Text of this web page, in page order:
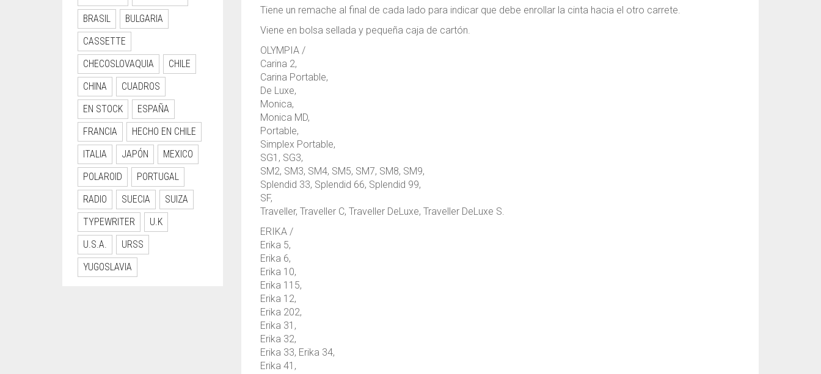
Tiene un remache al final de cada lado para indicar que debe enrollar la cinta hacia el otro carrete.
Viene en bolsa sellada y pequeña caja de cartón.
OLYMPIA /
Carina 2,
Carina Portable,
De Luxe,
Monica,
Monica MD,
Portable,
Simplex Portable,
SG1, SG3,
SM2, SM3, SM4, SM5, SM7, SM8, SM9,
Splendid 33, Splendid 66, Splendid 99,
SF,
Traveller, Traveller C, Traveller DeLuxe, Traveller DeLuxe S.
ERIKA /
Erika 5,
Erika 6,
Erika 10,
Erika 115,
Erika 12,
Erika 202,
Erika 31,
Erika 32,
Erika 33, Erika 34,
Erika 41,
BRASIL
BULGARIA
CASSETTE
CHECOSLOVAQUIA
CHILE
CHINA
CUADROS
EN STOCK
ESPAÑA
FRANCIA
HECHO EN CHILE
ITALIA
JAPÓN
MEXICO
POLAROID
PORTUGAL
RADIO
SUECIA
SUIZA
TYPEWRITER
U.K
U.S.A.
URSS
YUGOSLAVIA